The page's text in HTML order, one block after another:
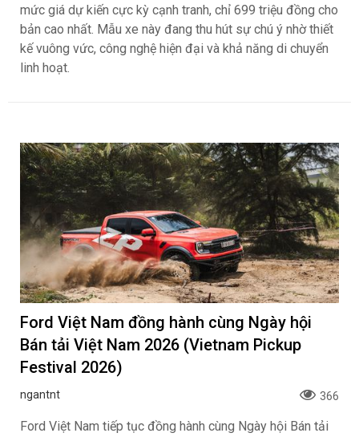
mức giá dự kiến cực kỳ cạnh tranh, chỉ 699 triệu đồng cho
bản cao nhất. Mẫu xe này đang thu hút sự chú ý nhờ thiết
kế vuông vức, công nghệ hiện đại và khả năng di chuyển
linh hoạt.
Ford Việt Nam đồng hành cùng Ngày hội
Bán tải Việt Nam 2026 (Vietnam Pickup
Festival 2026)
ngantnt 366
Ford Việt Nam tiếp tục đồng hành cùng Ngày hội Bán tải